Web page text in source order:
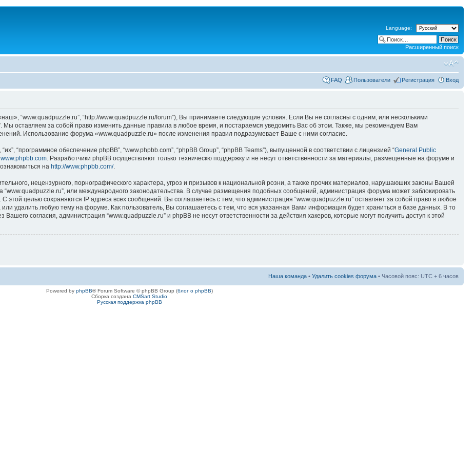
Language:
Расширенный поиск
FAQ Пользователи Регистрация Вход
“www.quadpuzzle.ru”, “http://www.quadpuzzle.ru/forum”), Вы принимаете следующие условия. Если Вы не согласны с одним, или несколькими
Мы оставляем за собой право изменить данные правила в любое время, и постараемся уведомить Вас об этом. Также, мы рекомендуем Вам
Использование форума «www.quadpuzzle.ru» после изменения правил подразумевает Ваше с ними согласие.
“программное обеспечение phpBB”, “www.phpbb.com”, “phpBB Group”, “phpBB Teams”), выпущенной в соответствии с лицензией “General Public
www.phpbb.com. Разработчики phpBB осуществляют только техническю поддержку и не несут ответственности за материалы, размещенные на форуме и
на http://www.phpbb.com/.
нецензурного, порнографического характера, угроз и призывов к национальной розни, а также прочих материалов, нарушаюших законы Вашей
“www.quadpuzzle.ru”, или международного законодательства. В случае размещения подобных сообщений, администрация форума может заблокировать
этой целью сохраняются IP адреса всех сообщений. Вы соглашаетесь с тем, что администрация “www.quadpuzzle.ru” оставляет за собой право в любое
удалить любую тему на форуме. Как пользователь, Вы соглашаетесь с тем, что вся указанная Вами информация будет храниться в базе данных. В то
согласия, администрация “www.quadpuzzle.ru” и phpBB не несут ответственности за действия хакеров, которые могут получить доступ к этой
Наша команда • Удалить cookies форума • Часовой пояс: UTC + 6 часов
Powered by phpBB® Forum Software © phpBB Group (блог о phpBB)
Сборка создана CMSart Studio
Русская поддержка phpBB